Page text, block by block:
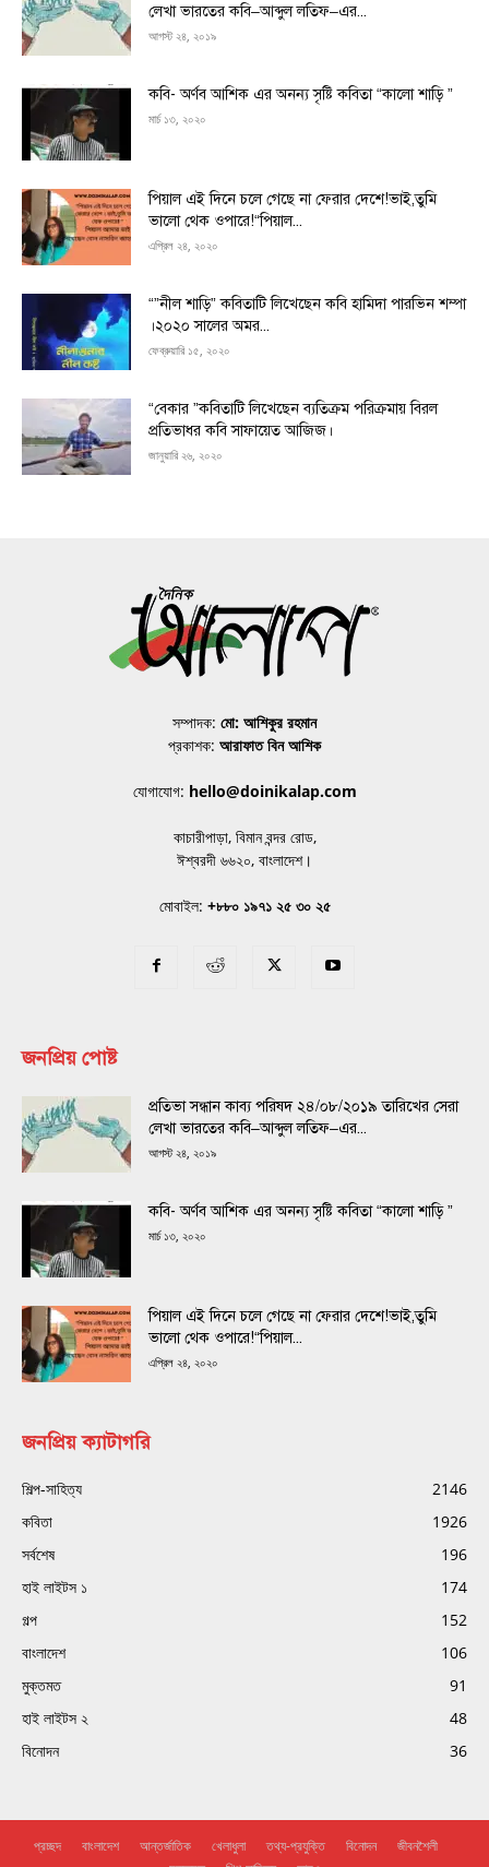
লেখা ভারতের কবি–আব্দুল লতিফ–এর...
আগস্ট ২৪, ২০১৯
কবি- অর্ণব আশিক এর অনন্য সৃষ্টি কবিতা “কালো শাড়ি ”
মার্চ ১৩, ২০২০
পিয়াল এই দিনে চলে গেছে না ফেরার দেশে!ভাই,তুমি
ভালো থেক ওপারে!“পিয়াল...
এপ্রিল ২৪, ২০২০
“”নীল শাড়ি” কবিতাটি লিখেছেন কবি হামিদা পারভিন শম্পা
।২০২০ সালের অমর...
ফেব্রুয়ারি ১৫, ২০২০
“বেকার ”কবিতাটি লিখেছেন ব্যতিক্রম পরিক্রমায় বিরল
প্রতিভাধর কবি সাফায়েত আজিজ।
জানুয়ারি ২৬, ২০২০
সম্পাদক: মো: আশিকুর রহমান
প্রকাশক: আরাফাত বিন আশিক
যোগাযোগ: hello@doinikalap.com
কাচারীপাড়া, বিমান বন্দর রোড,
ঈশ্বরদী ৬৬২০, বাংলাদেশ।
মোবাইল: +৮৮০ ১৯৭১ ২৫ ৩০ ২৫
জনপ্রিয় পোষ্ট
প্রতিভা সন্ধান কাব্য পরিষদ ২৪/০৮/২০১৯ তারিখের সেরা
লেখা ভারতের কবি–আব্দুল লতিফ–এর...
আগস্ট ২৪, ২০১৯
কবি- অর্ণব আশিক এর অনন্য সৃষ্টি কবিতা “কালো শাড়ি ”
মার্চ ১৩, ২০২০
পিয়াল এই দিনে চলে গেছে না ফেরার দেশে!ভাই,তুমি
ভালো থেক ওপারে!“পিয়াল...
এপ্রিল ২৪, ২০২০
জনপ্রিয় ক্যাটাগরি
শিল্প-সাহিত্য
2146
কবিতা
1926
সর্বশেষ
196
হাই লাইটস ১
174
গল্প
152
বাংলাদেশ
106
মুক্তমত
91
হাই লাইটস ২
48
বিনোদন
36
প্রচ্ছদ বাংলাদেশ আন্তর্জাতিক খেলাধুলা তথ্য-প্রযুক্তি বিনোদন
জীবনশৈলী